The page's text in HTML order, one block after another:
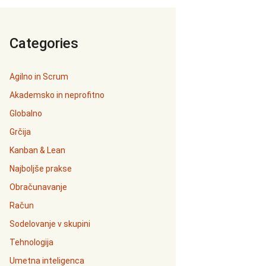
Categories
Agilno in Scrum
Akademsko in neprofitno
Globalno
Grčija
Kanban & Lean
Najboljše prakse
Obračunavanje
Račun
Sodelovanje v skupini
Tehnologija
Umetna inteligenca